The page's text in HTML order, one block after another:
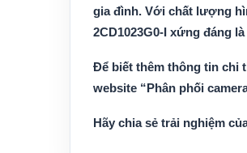
gia đình. Với chất lượng
2CD1023G0-I xứng đáng
Để biết thêm thông tin chi
website “Phân phối
Hãy chia sẻ trải nghiệm